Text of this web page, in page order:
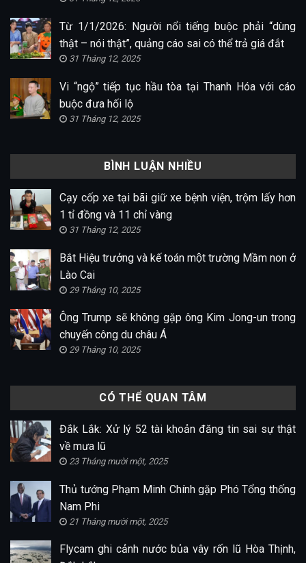
Từ 1/1/2026: Người nổi tiếng buộc phải “dùng
thật – nói thật”, quảng cáo sai có thể trả giá đắt
31 Tháng 12, 2025
Vi “ngộ” tiếp tục hầu tòa tại Thanh Hóa với cáo
buộc đưa hối lộ
31 Tháng 12, 2025
BÌNH LUẬN NHIỀU
Cạy cốp xe tại bãi giữ xe bệnh viện, trộm lấy hơn
1 tỉ đồng và 11 chỉ vàng
31 Tháng 12, 2025
Bắt Hiệu trưởng và kế toán một trường Mầm non ở
Lào Cai
29 Tháng 10, 2025
Ông Trump sẽ không gặp ông Kim Jong-un trong
chuyến công du châu Á
29 Tháng 10, 2025
CÓ THỂ QUAN TÂM
Đắk Lắk: Xử lý 52 tài khoản đăng tin sai sự thật
về mưa lũ
23 Tháng mười một, 2025
Thủ tướng Phạm Minh Chính gặp Phó Tổng thống
Nam Phi
21 Tháng mười một, 2025
Flycam ghi cảnh nước bủa vây rốn lũ Hòa Thịnh,